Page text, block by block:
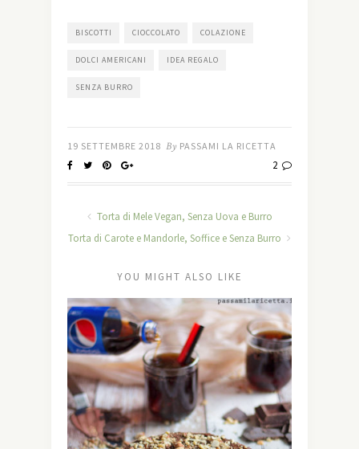
BISCOTTI CIOCCOLATO COLAZIONE
DOLCI AMERICANI IDEA REGALO
SENZA BURRO
19 SETTEMBRE 2018 By PASSAMI LA RICETTA
2
Torta di Mele Vegan, Senza Uova e Burro
Torta di Carote e Mandorle, Soffice e Senza Burro
YOU MIGHT ALSO LIKE